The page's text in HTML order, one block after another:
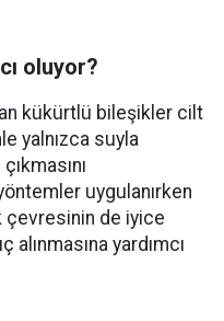
oluyor?
kükürtlü bileşikler cilt
yalnızca suyla
uygulanırken
çevresinin de iyice
yardımcı